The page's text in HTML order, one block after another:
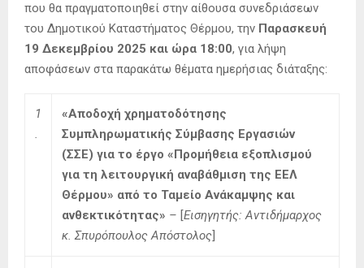
που θα πραγματοποιηθεί στην αίθουσα συνεδριάσεων
του Δημοτικού Καταστήματος Θέρμου, την Παρασκευή
19 Δεκεμβρίου 2025 και ώρα 18:00, για λήψη
αποφάσεων στα παρακάτω θέματα ημερήσιας διάταξης:
1
.
«Αποδοχή χρηματοδότησης
Συμπληρωματικής Σύμβασης Εργασιών
(ΣΣΕ) για το έργο «Προμήθεια εξοπλισμού
για τη λειτουργική αναβάθμιση της ΕΕΛ
Θέρμου» από το Ταμείο Ανάκαμψης και
ανθεκτικότητας» – [Εισηγητής:Αντιδήμαρχος
κ. Σπυρόπουλος Απόστολος]